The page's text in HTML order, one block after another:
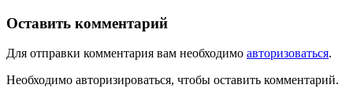
Оставить комментарий
Для отправки комментария вам необходимо авторизоваться.
Необходимо авторизироваться, чтобы оставить комментарий.